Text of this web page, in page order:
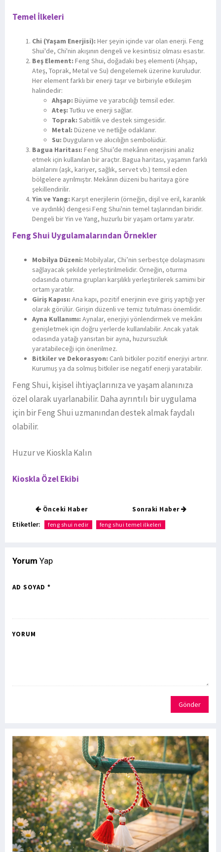
Temel İlkeleri
Chi (Yaşam Enerjisi): Her şeyin içinde var olan enerji. Feng
Shui'de, Chi'nin akışının dengeli ve kesintisiz olması esastır.
Beş Element: Feng Shui, doğadaki beş elementi (Ahşap,
Ateş, Toprak, Metal ve Su) dengelemek üzerine kuruludur.
Her element farklı bir enerji taşır ve birbiriyle etkileşim
halindedir:
Ahşap: Büyüme ve yaratıcılığı temsil eder.
Ateş: Tutku ve enerji sağlar.
Toprak: Sabitlik ve destek simgesidir.
Metal: Düzene ve netliğe odaklanır.
Su: Duyguların ve akıcılığın sembolüdür.
Bagua Haritası: Feng Shui’de mekânın enerjisini analiz
etmek için kullanılan bir araçtır. Bagua haritası, yaşamın farklı
alanlarını (aşk, kariyer, sağlık, servet vb.) temsil eden
bölgelere ayrılmıştır. Mekânın düzeni bu haritaya göre
şekillendirilir.
Yin ve Yang: Karşıt enerjilerin (örneğin, dişil ve eril, karanlık
ve aydınlık) dengesi Feng Shui'nin temel taşlarından biridir.
Dengeli bir Yin ve Yang, huzurlu bir yaşam ortamı yaratır.
Feng Shui Uygulamalarından Örnekler
Mobilya Düzeni: Mobilyalar, Chi’nin serbestçe dolaşmasını
sağlayacak şekilde yerleştirilmelidir. Örneğin, oturma
odasında oturma grupları karşılıklı yerleştirilerek samimi bir
ortam yaratılır.
Giriş Kapısı: Ana kapı, pozitif enerjinin eve giriş yaptığı yer
olarak görülür. Girişin düzenli ve temiz tutulması önemlidir.
Ayna Kullanımı: Aynalar, enerjiyi yönlendirmek ve mekânı
genişletmek için doğru yerlerde kullanılabilir. Ancak yatak
odasında yatağı yansıtan bir ayna, huzursuzluk
yaratabileceği için önerilmez.
Bitkiler ve Dekorasyon: Canlı bitkiler pozitif enerjiyi artırır.
Kurumuş ya da solmuş bitkiler ise negatif enerji yaratabilir.
Feng Shui, kişisel ihtiyaçlarınıza ve yaşam alanınıza
özel olarak uyarlanabilir. Daha ayrıntılı bir uygulama
için bir Feng Shui uzmanından destek almak faydalı
olabilir.
Huzur ve Kioskla Kalın
Kioskla Özel Ekibi
Önceki Haber Sonraki Haber
Etiketler: feng shui nedir feng shui temel ilkeleri
Yorum Yap
AD SOYAD *
YORUM
Gönder